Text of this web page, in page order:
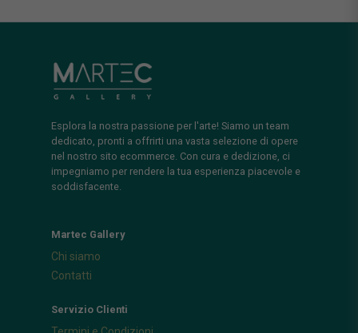
Esplora la nostra passione per l'arte! Siamo un team
dedicato, pronti a offrirti una vasta selezione di opere
nel nostro sito ecommerce. Con cura e dedizione, ci
impegniamo per rendere la tua esperienza piacevole e
soddisfacente.
Martec Gallery
Chi siamo
Contatti
Servizio Clienti